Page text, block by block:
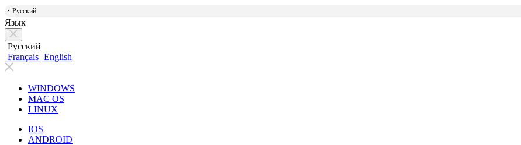
Русский
Язык
Русский
Français English
WINDOWS
MAC OS
LINUX
IOS
ANDROID